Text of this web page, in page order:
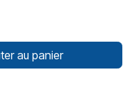
au panier